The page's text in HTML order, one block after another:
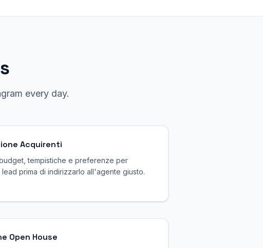
every day.
Acquirenti
tempistiche e preferenze per
prima di indirizzarlo all'agente giusto.
Open House